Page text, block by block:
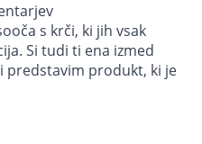
s krči, ki jih vsak
Si tudi ti ena izmed
predstavim produkt, ki je